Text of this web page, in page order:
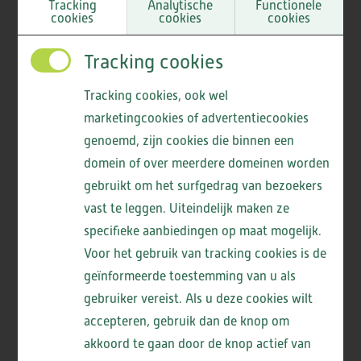
Tracking
cookies
Analytische
cookies
Functionele
cookies
Tracking cookies
Tracking cookies, ook wel
marketingcookies of advertentiecookies
genoemd, zijn cookies die binnen een
domein of over meerdere domeinen worden
gebruikt om het surfgedrag van bezoekers
vast te leggen. Uiteindelijk maken ze
specifieke aanbiedingen op maat mogelijk.
Voor het gebruik van tracking cookies is de
geïnformeerde toestemming van u als
gebruiker vereist. Als u deze cookies wilt
accepteren, gebruik dan de knop om
akkoord te gaan door de knop actief van
Jaarverslag cliëntenraad ViVa! St Agnes
Jaarverslag cliëntenraad ViVa! De Boogaert
Jaarverslag cliëntenraad ViVa! Waterrijck
Jaarverslag cliëntenraad ViVa! De Santmark
Jaarverslag cliëntenraad ViVa! Westerheem
Jaarverslag cliëntenraad ViVa! Lommerlust
Jaarverslag cliëntenraad ViVa! Meerstate
Jaarverslag cliëntenraad ViVa! Heemswijk
Jaarverslag cliëntenraad ViVa! De Loet en
Overkerck
Jaarverslag cliëntenraad ViVa! Elsanta en Huis
ter Wijck
Jaarverslag cliëntenraad ViVa! Strammerzoom
Lees meer
Vind jij de belangen van
onze cliënten ook
belangrijk?